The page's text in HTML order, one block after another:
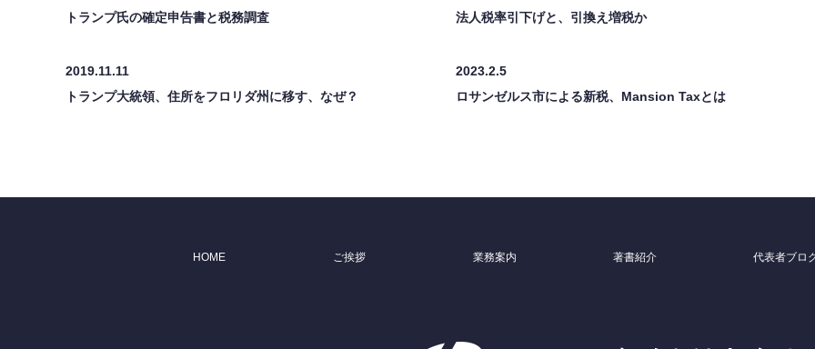
トランプ氏の確定申告書と税務調査
法人税率引下げと、引換え増税か
2019.11.11
トランプ大統領、住所をフロリダ州に移す、なぜ？
2023.2.5
ロサンゼルス市による新税、Mansion Taxとは
HOME ご挨拶 業務案内 著書紹介 代表者ブロ